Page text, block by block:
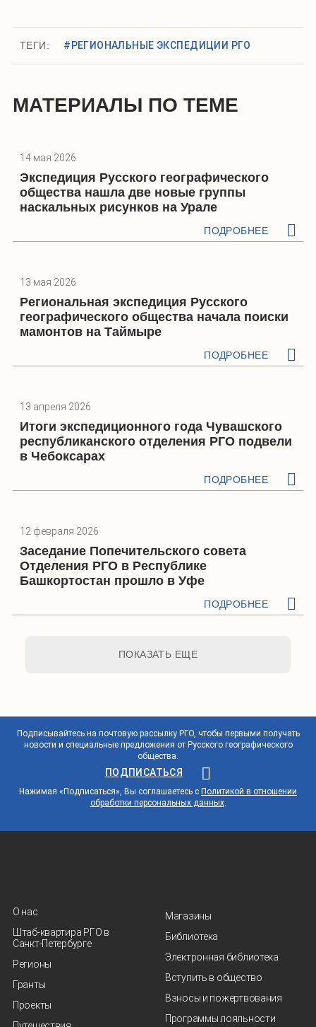
ТЕГИ: #РЕГИОНАЛЬНЫЕ ЭКСПЕДИЦИИ РГО
МАТЕРИАЛЫ ПО ТЕМЕ
14 мая 2026
Экспедиция Русского географического
общества нашла две новые группы
наскальных рисунков на Урале
ПОДРОБНЕЕ
13 мая 2026
Региональная экспедиция Русского
географического общества начала поиски
мамонтов на Таймыре
ПОДРОБНЕЕ
13 апреля 2026
Итоги экспедиционного года Чувашского
республиканского отделения РГО подвели
в Чебоксарах
ПОДРОБНЕЕ
12 февраля 2026
Заседание Попечительского совета
Отделения РГО в Республике
Башкортостан прошло в Уфе
ПОДРОБНЕЕ
ПОКАЗАТЬ ЕЩЕ
Подписывайтесь на почтовую рассылку РГО, чтобы первыми получать
новости и специальные предложения от Русского географического
общества.
ПОДПИСАТЬСЯ
Нажимая «Подписаться», Вы соглашаетесь с Политикой в отношении
обработки персональных данных.
О нас
Штаб-квартира РГО в
Санкт‑Петербурге
Регионы
Гранты
Проекты
Магазины
Библиотека
Электронная библиотека
Вступить в общество
Взносы и пожертвования
Программы лояльности